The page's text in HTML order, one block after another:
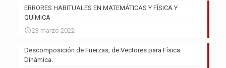
ERRORES HABITUALES EN MATEMÁTICAS Y FÍSICA Y
QUÍMICA
23 marzo 2022
Descomposición de Fuerzas, de Vectores para Física:
Dinámica.